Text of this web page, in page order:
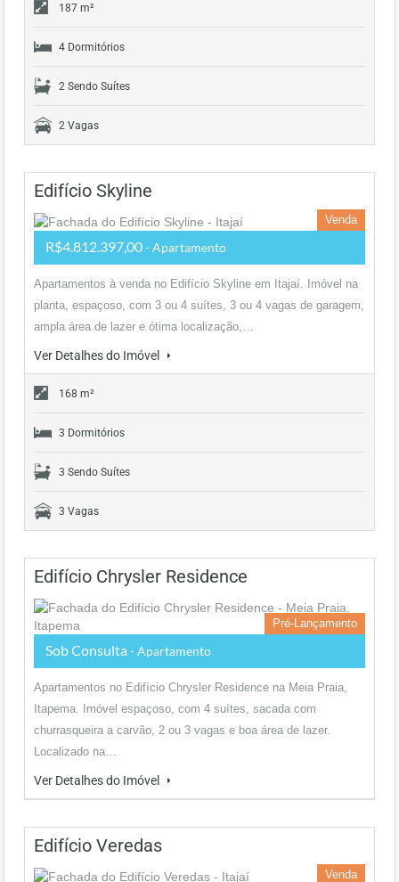
187 m²
4 Dormitórios
2 Sendo Suítes
2 Vagas
Edifício Skyline
Venda
R$4.812.397,00- Apartamento
Apartamentos à venda no Edifício Skyline em Itajaí. Imóvel na
planta, espaçoso, com 3 ou 4 suítes, 3 ou 4 vagas de garagem,
ampla área de lazer e ótima localização,…
Ver Detalhes do Imóvel
168 m²
3 Dormitórios
3 Sendo Suítes
3 Vagas
Edifício Chrysler Residence
Pré-Lançamento
Sob Consulta - Apartamento
Apartamentos no Edifício Chrysler Residence na Meia Praia,
Itapema. Imóvel espaçoso, com 4 suítes, sacada com
churrasqueira a carvão, 2 ou 3 vagas e boa área de lazer.
Localizado na…
Ver Detalhes do Imóvel
Edifício Veredas
Venda